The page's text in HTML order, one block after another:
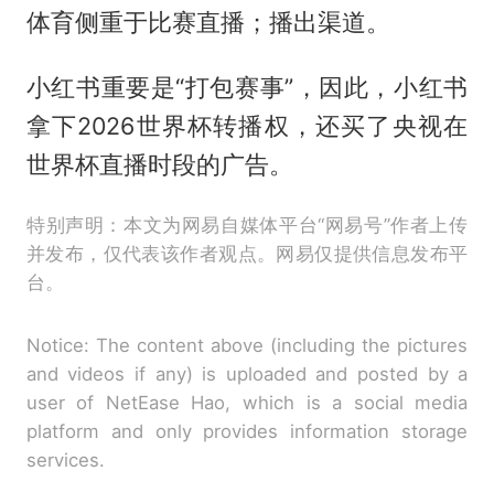
体育侧重于比赛直播；播出渠道。
小红书重要是“打包赛事”，因此，小红书
拿下2026世界杯转播权，还买了央视在
世界杯直播时段的广告。
特别声明：本文为网易自媒体平台“网易号”作者上传
并发布，仅代表该作者观点。网易仅提供信息发布平
台。
Notice: The content above (including the pictures
and videos if any) is uploaded and posted by a
user of NetEase Hao, which is a social media
platform and only provides information storage
services.